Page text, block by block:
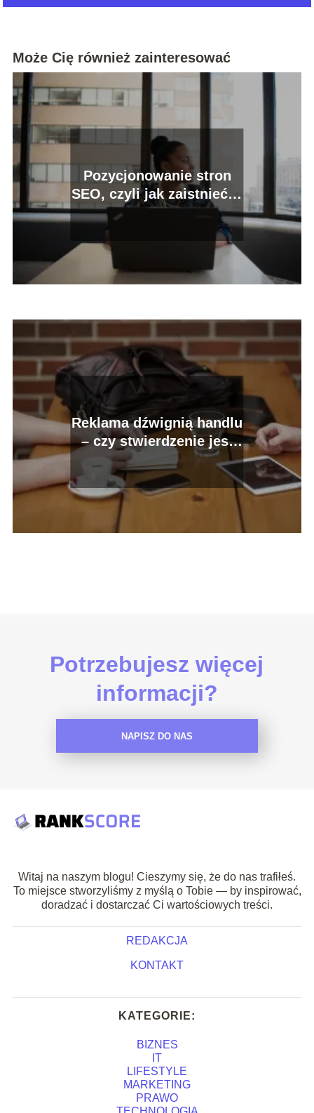
Może Cię również zainteresować
Pozycjonowanie stron
SEO, czyli jak zaistnieć w
internecie
Reklama dźwignią handlu
– czy stwierdzenie jest
prawidłowe?
Potrzebujesz więcej
informacji?
NAPISZ DO NAS
Witaj na naszym blogu! Cieszymy się, że do nas trafiłeś.
To miejsce stworzyliśmy z myślą o Tobie — by inspirować,
doradzać i dostarczać Ci wartościowych treści.
REDAKCJA
KONTAKT
KATEGORIE:
BIZNES
IT
LIFESTYLE
MARKETING
PRAWO